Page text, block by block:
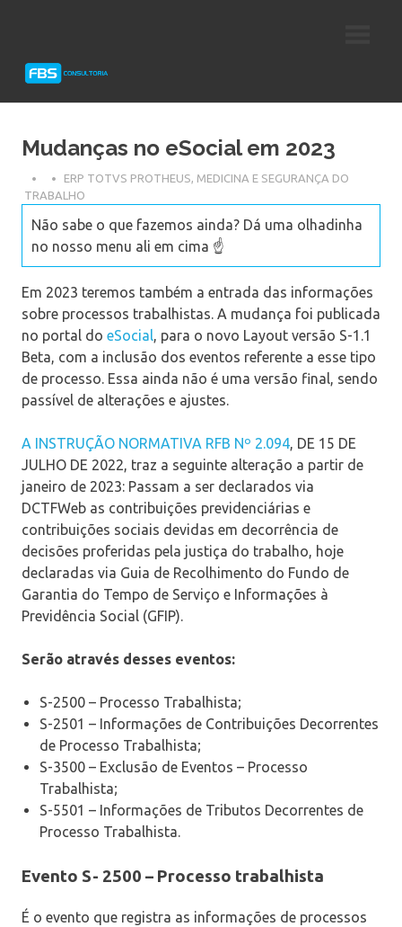
Protheus
Mudanças no eSocial em 2023
ERP TOTVS PROTHEUS, MEDICINA E SEGURANÇA DO
TRABALHO
Não sabe o que fazemos ainda? Dá uma olhadinha
no nosso menu ali em cima ☝️
Em 2023 teremos também a entrada das informações
sobre processos trabalhistas. A mudança foi publicada
no portal do eSocial, para o novo Layout versão S-1.1
Beta, com a inclusão dos eventos referente a esse tipo
de processo. Essa ainda não é uma versão final, sendo
passível de alterações e ajustes.
A INSTRUÇÃO NORMATIVA RFB Nº 2.094, DE 15 DE
JULHO DE 2022, traz a seguinte alteração a partir de
janeiro de 2023: Passam a ser declarados via
DCTFWeb as contribuições previdenciárias e
contribuições sociais devidas em decorrência de
decisões proferidas pela justiça do trabalho, hoje
declaradas via Guia de Recolhimento do Fundo de
Garantia do Tempo de Serviço e Informações à
Previdência Social (GFIP).
Serão através desses eventos:
S-2500 – Processo Trabalhista;
S-2501 – Informações de Contribuições Decorrentes
de Processo Trabalhista;
S-3500 – Exclusão de Eventos – Processo
Trabalhista;
S-5501 – Informações de Tributos Decorrentes de
Processo Trabalhista.
Evento S- 2500 – Processo trabalhista
É o evento que registra as informações de processos